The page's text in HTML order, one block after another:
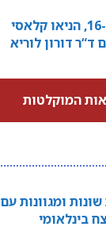
הציור הגרמני במאה ה-16, הניאו קלאסי
ד“ר דורון לוריא
המוקלטות
ומגוונות עם
בינלאומי